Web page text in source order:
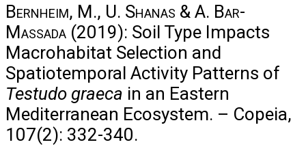
Bernheim, M., U. Shanas & A. Bar-
Massada (2019): Soil Type Impacts
Macrohabitat Selection and
Spatiotemporal Activity Patterns of
Testudo graeca in an Eastern
Mediterranean Ecosystem. – Copeia,
107(2): 332-340.